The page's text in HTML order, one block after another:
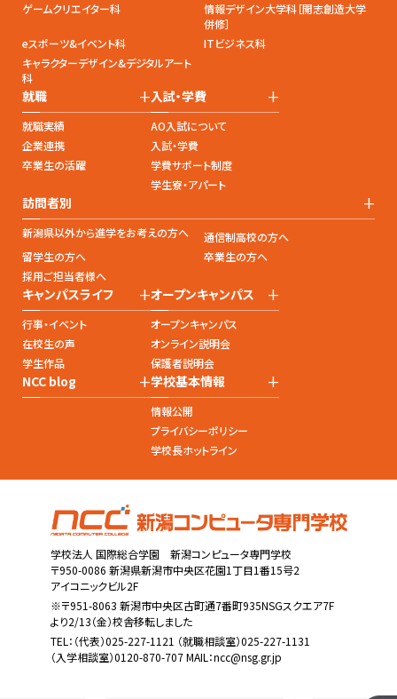
ゲームクリエイター科
情報デザイン大学科［開志創造大学
併修］
eスポーツ&イベント科
ITビジネス科
キャラクターデザイン&デジタルアート
科
就職 +
就職実績
企業連携
卒業生の活躍
入試・学費 +
AO入試について
入試・学費
学費サポート制度
学生寮・アパート
訪問者別 +
新潟県以外から進学をお考えの方へ
通信制高校の方へ
留学生の方へ
卒業生の方へ
採用ご担当者様へ
キャンパスライフ +
行事・イベント
在校生の声
学生作品
オープンキャンパス +
オープンキャンパス
オンライン説明会
保護者説明会
NCC blog +学校基本情報 +
情報公開
プライバシーポリシー
学校長ホットライン
学校法人 国際総合学園 新潟コンピュータ専門学校
〒950-0086 新潟県新潟市中央区花園1丁目1番15号2
アイコニックビル2F
※〒951-8063 新潟市中央区古町通7番町935NSGスクエア7F
より2/13（金）校舎移転しました
TEL： （代表）025-227-1121 （就職相談室）025-227-1131
（入学相談室）0120-870-707 MAIL：ncc@nsg.gr.jp